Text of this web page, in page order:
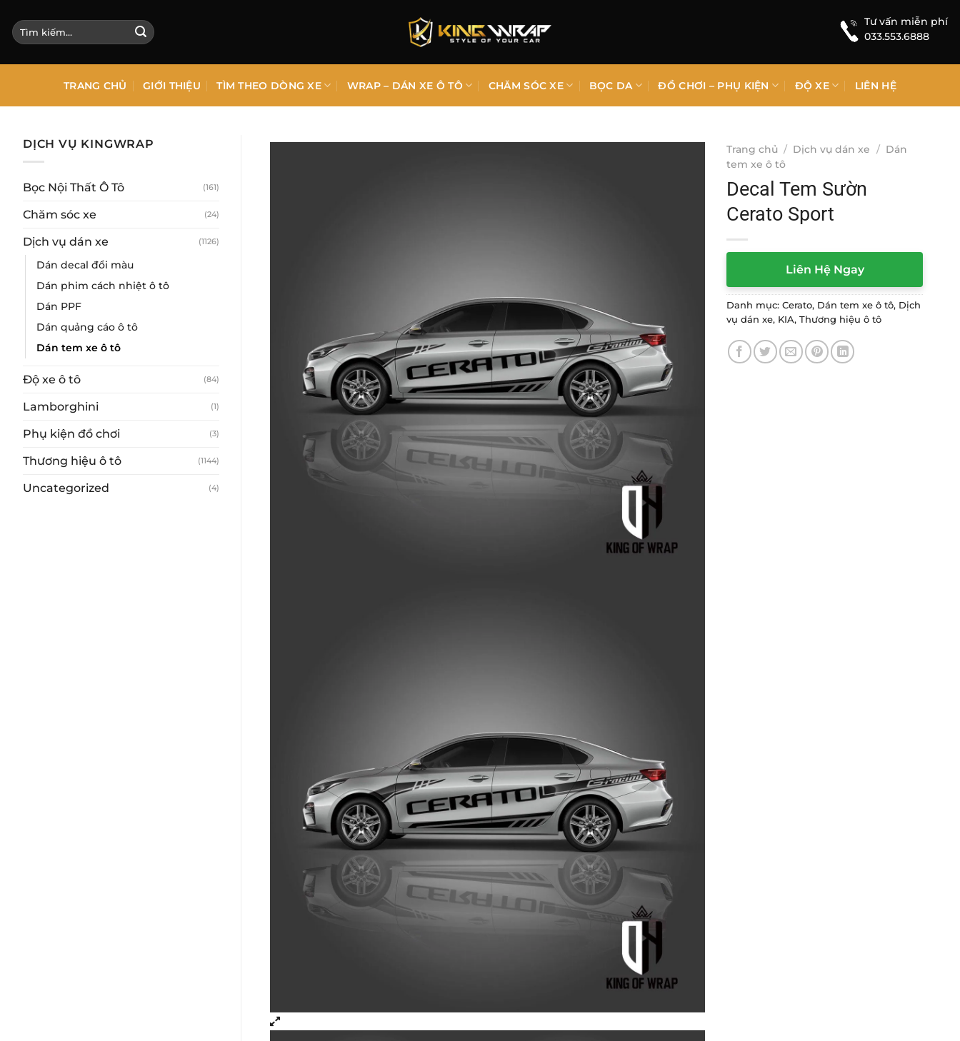
qua
nội
dung
Tìm
kiếm:
Tư vấn miễn phí
033.553.6888
TRANG CHỦ GIỚI THIỆU TÌM THEO DÒNG XE WRAP – DÁN XE Ô TÔ CHĂM SÓC XE BỌC DA ĐỒ CHƠI – PHỤ KIỆN ĐỘ XE LIÊN HỆ
DỊCH VỤ KINGWRAP
Bọc Nội Thất Ô Tô (161)
Chăm sóc xe (24)
Dịch vụ dán xe (1126)
Dán decal đổi màu
Dán phim cách nhiệt ô tô
Dán PPF
Dán quảng cáo ô tô
Dán tem xe ô tô
Độ xe ô tô (84)
Lamborghini (1)
Phụ kiện đồ chơi (3)
Thương hiệu ô tô (1144)
Uncategorized (4)
Trang chủ / Dịch vụ dán xe / Dán
tem xe ô tô
Decal Tem Sườn
Cerato Sport
Liên Hệ Ngay
Danh mục:Cerato, Dán tem xe ô tô, Dịch
vụ dán xe, KIA,Thương hiệu ô tô